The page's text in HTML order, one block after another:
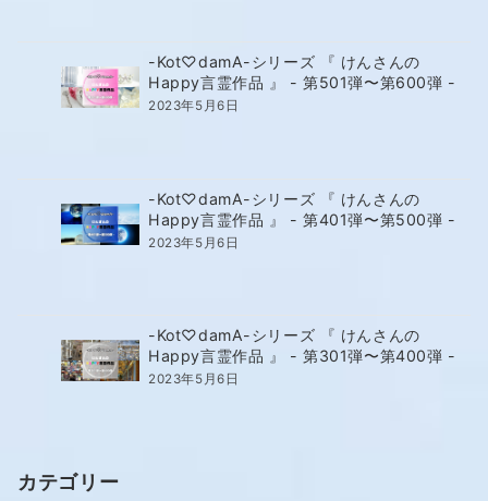
-Kot♡damA-シリーズ 『 けんさんの
Happy言霊作品 』 - 第501弾〜第600弾 -
2023年5月6日
-Kot♡damA-シリーズ 『 けんさんの
Happy言霊作品 』 - 第401弾〜第500弾 -
2023年5月6日
-Kot♡damA-シリーズ 『 けんさんの
Happy言霊作品 』 - 第301弾〜第400弾 -
2023年5月6日
カテゴリー